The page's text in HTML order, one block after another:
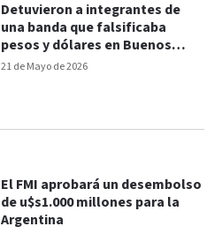
21 de Mayo de 2026
Detuvieron a integrantes de
una banda que falsificaba
pesos y dólares en Buenos
Aires
El FMI aprobará un desembolso
de u$s1.000 millones para la
Argentina